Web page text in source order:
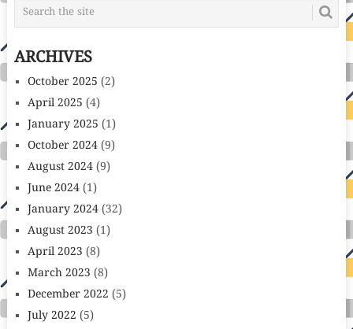
ARCHIVES
October 2025 (2)
April 2025 (4)
January 2025 (1)
October 2024(9)
August 2024(9)
June 2024(1)
January 2024(32)
August 2023 (1)
April 2023 (8)
March 2023 (8)
December 2022 (5)
July 2022 (5)